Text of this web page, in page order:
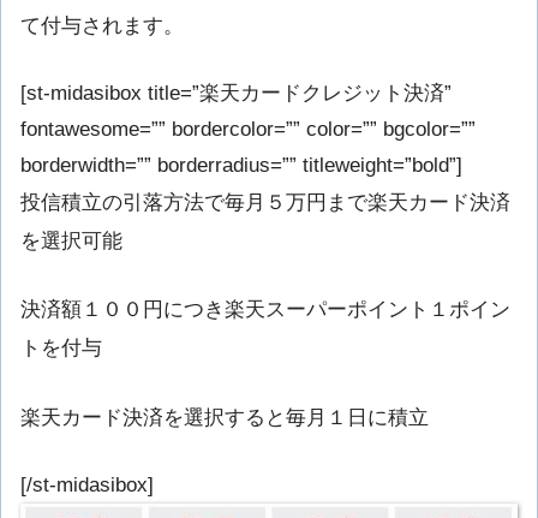
て付与されます。
[st-midasibox title=”楽天カードクレジット決済”
fontawesome=”” bordercolor=”” color=”” bgcolor=””
borderwidth=”” borderradius=”” titleweight=”bold”]
投信積立の引落方法で毎月５万円まで楽天カード決済
を選択可能
決済額１００円につき楽天スーパーポイント１ポイン
トを付与
楽天カード決済を選択すると毎月１日に積立
[/st-midasibox]